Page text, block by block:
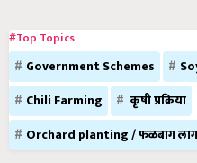
#Top Topics
Government Schemes
Chili Farming
कृषी प्रक्रिया
Orchard planting / फळबाग